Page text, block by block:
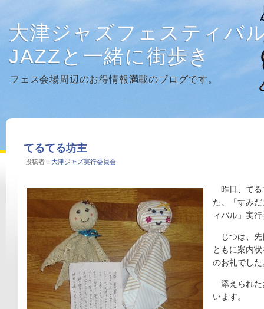
大津ジャズフェスティバ
JAZZと一緒に街歩き
フェス会場周辺のお得情報満載のブログです。
てるてる坊主
投稿者： 大津ジャズ実行委員会
昨日、てる
た。「すみ
ィバル」実
じつは、先
ともに案内
のお礼でした
添えられた
います。